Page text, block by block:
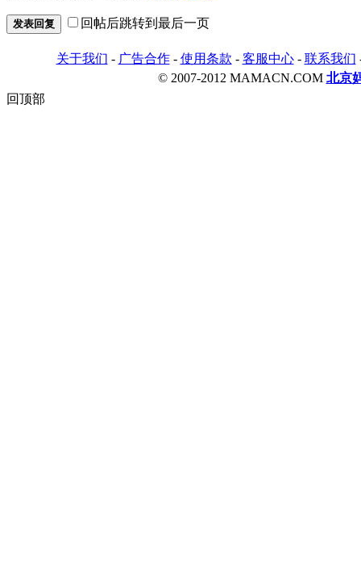
发表回复 回帖后跳转到最后一页
关于我们 - 广告合作- 使用条款 - 客服中心- 联系我们
© 2007-2012 MAMACN.COM 北京
回顶部